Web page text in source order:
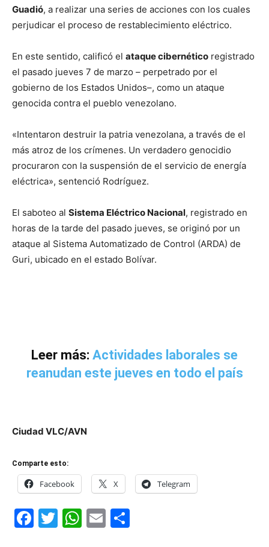
Guadió, a realizar una series de acciones con los cuales
perjudicar el proceso de restablecimiento eléctrico.
En este sentido, calificó el ataque cibernético registrado
el pasado jueves 7 de marzo – perpetrado por el
gobierno de los Estados Unidos–, como un ataque
genocida contra el pueblo venezolano.
«Intentaron destruir la patria venezolana, a través de el
más atroz de los crímenes. Un verdadero genocidio
procuraron con la suspensión de el servicio de energía
eléctrica», sentenció Rodríguez.
El saboteo al Sistema Eléctrico Nacional, registrado en
horas de la tarde del pasado jueves, se originó por un
ataque al Sistema Automatizado de Control (ARDA) de
Guri, ubicado en el estado Bolívar.
Leer más: Actividades laborales se
reanudan este jueves en todo el país
Ciudad VLC/AVN
Comparte esto:
Facebook X Telegram
Facebook
Twitter
WhatsApp
Email